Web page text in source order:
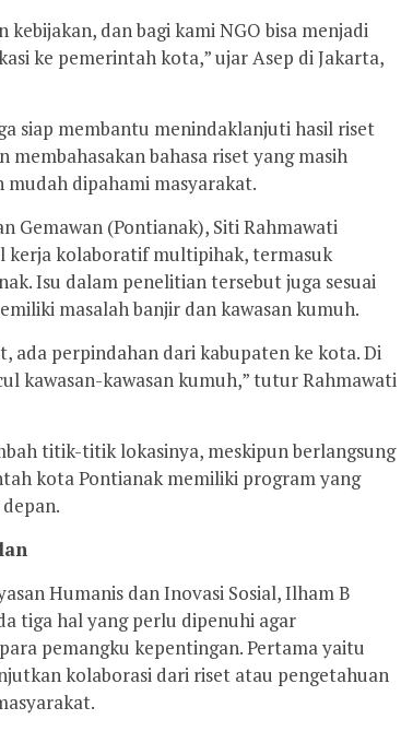
kebijakan, dan bagi kami NGO bisa menjadi
ke pemerintah kota,” ujar Asep di Jakarta,
siap membantu menindaklanjuti hasil riset
bahasa riset yang masih
mudah dipahami masyarakat.
Gemawan (Pontianak), Siti Rahmawati
kerja kolaboratif multipihak, termasuk
Isu dalam penelitian tersebut juga sesuai
masalah banjir dan kawasan kumuh.
ada perpindahan dari kabupaten ke kota. Di
kawasan-kawasan kumuh,” tutur Rahmawati
titik-titik lokasinya, meskipun berlangsung
kota Pontianak memiliki program yang
Humanis dan Inovasi Sosial, Ilham B
tiga hal yang perlu dipenuhi agar
pemangku kepentingan. Pertama yaitu
kolaborasi dari riset atau pengetahuan